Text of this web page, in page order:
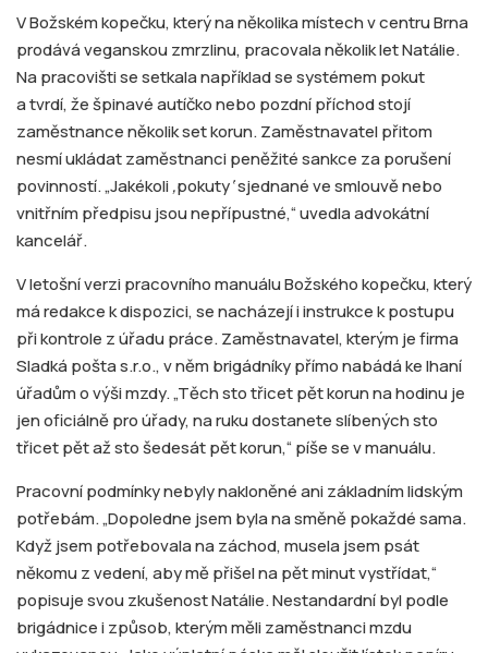
V Božském kopečku, který na několika místech v centru Brna
prodává veganskou zmrzlinu, pracovala několik let Natálie.
Na pracovišti se setkala například se systémem pokut
a tvrdí, že špinavé autíčko nebo pozdní příchod stojí
zaměstnance několik set korun. Zaměstnavatel přitom
nesmí ukládat zaměstnanci peněžité sankce za porušení
povinností. „Jakékoli‚pokuty‘sjednané ve smlouvě nebo
vnitřním předpisu jsou nepřípustné,“ uvedla advokátní
kancelář.
V letošní verzi pracovního manuálu Božského kopečku, který
má redakce k dispozici, se nacházejí i instrukce k postupu
při kontrole z úřadu práce. Zaměstnavatel, kterým je firma
Sladká pošta s.r.o., v něm brigádníky přímo nabádá ke lhaní
úřadům o výši mzdy. „Těch sto třicet pět korun na hodinu je
jen oficiálně pro úřady, na ruku dostanete slíbených sto
třicet pět až sto šedesát pět korun,“ píše se v manuálu.
Pracovní podmínky nebyly nakloněné ani základním lidským
potřebám. „Dopoledne jsem byla na směně pokaždé sama.
Když jsem potřebovala na záchod, musela jsem psát
někomu z vedení, aby mě přišel na pět minut vystřídat,“
popisuje svou zkušenost Natálie. Nestandardní byl podle
brigádnice i způsob, kterým měli zaměstnanci mzdu